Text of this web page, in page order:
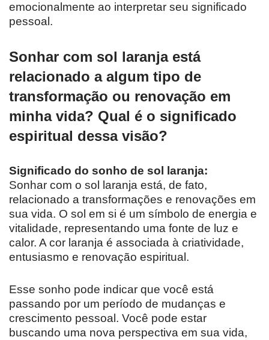
emocionalmente ao interpretar seu significado
pessoal.
Sonhar com sol laranja está
relacionado a algum tipo de
transformação ou renovação em
minha vida? Qual é o significado
espiritual dessa visão?
Significado do sonho de sol laranja:
Sonhar com o sol laranja está, de fato,
relacionado a transformações e renovações em
sua vida. O sol em si é um símbolo de energia e
vitalidade, representando uma fonte de luz e
calor. A cor laranja é associada à criatividade,
entusiasmo e renovação espiritual.
Esse sonho pode indicar que você está
passando por um período de mudanças e
crescimento pessoal. Você pode estar
buscando uma nova perspectiva em sua vida,